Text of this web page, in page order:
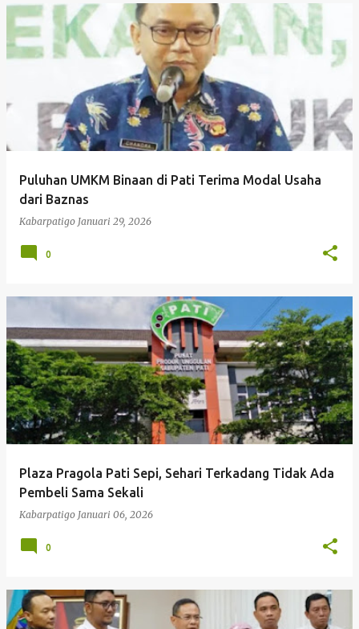
Puluhan UMKM Binaan di Pati Terima Modal Usaha
dari Baznas
Kabarpatigo Januari 29, 2026
0
Plaza Pragola Pati Sepi, Sehari Terkadang Tidak Ada
Pembeli Sama Sekali
Kabarpatigo Januari 06, 2026
0